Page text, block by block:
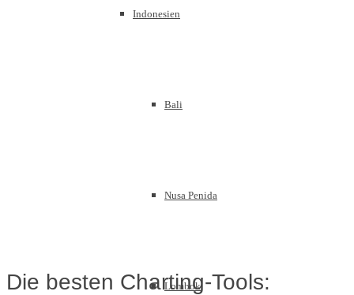
Indonesien
Bali
Nusa Penida
Lombok
Die besten Charting-Tools: